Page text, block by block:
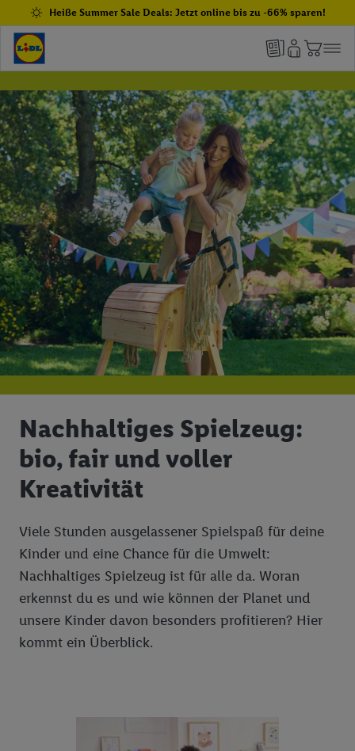
Heiße Summer Sale Deals: Jetzt online bis zu -66% sparen!
Nachhaltiges Spielzeug:
bio, fair und voller
Kreativität
Viele Stunden ausgelassener Spielspaß für deine
Kinder und eine Chance für die Umwelt:
Nachhaltiges Spielzeug ist für alle da. Woran
erkennst du es und wie können der Planet und
unsere Kinder davon besonders profitieren? Hier
kommt ein Überblick.